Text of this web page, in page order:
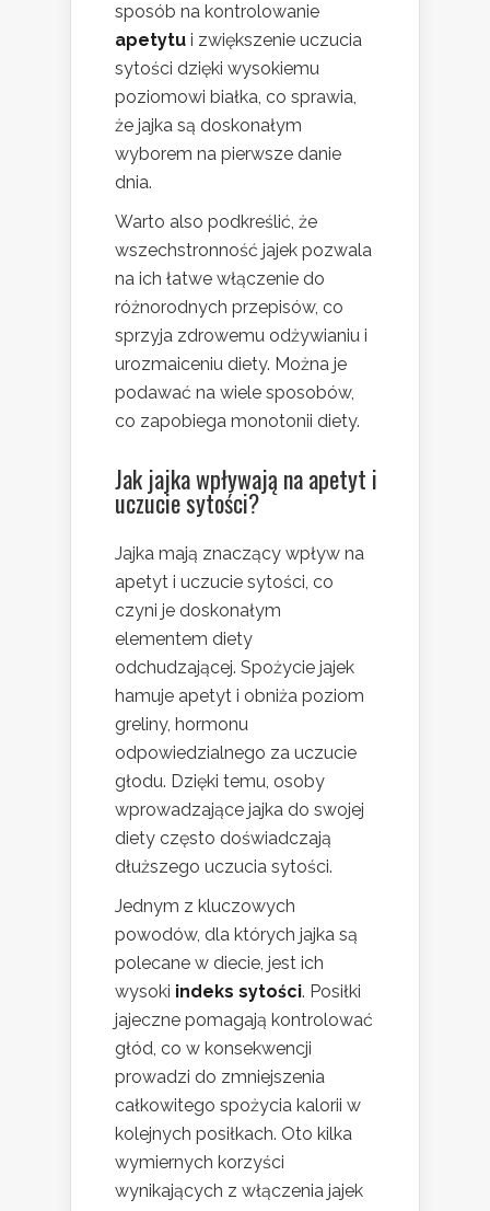
sposób na kontrolowanie
apetytu i zwiększenie uczucia
sytości dzięki wysokiemu
poziomowi białka, co sprawia,
że jajka są doskonałym
wyborem na pierwsze danie
dnia.
Warto also podkreślić, że
wszechstronność jajek pozwala
na ich łatwe włączenie do
różnorodnych przepisów, co
sprzyja zdrowemu odżywianiu i
urozmaiceniu diety. Można je
podawać na wiele sposobów,
co zapobiega monotonii diety.
Jak jajka wpływają na apetyt i
uczucie sytości?
Jajka mają znaczący wpływ na
apetyt i uczucie sytości, co
czyni je doskonałym
elementem diety
odchudzającej. Spożycie jajek
hamuje apetyt i obniża poziom
greliny, hormonu
odpowiedzialnego za uczucie
głodu. Dzięki temu, osoby
wprowadzające jajka do swojej
diety często doświadczają
dłuższego uczucia sytości.
Jednym z kluczowych
powodów, dla których jajka są
polecane w diecie, jest ich
wysoki indeks sytości. Posiłki
jajeczne pomagają kontrolować
głód, co w konsekwencji
prowadzi do zmniejszenia
całkowitego spożycia kalorii w
kolejnych posiłkach. Oto kilka
wymiernych korzyści
wynikających z włączenia jajek